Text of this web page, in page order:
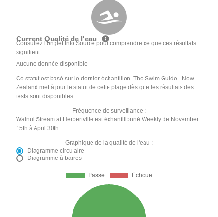
Current Qualité de l'eau
Consultez l'onglet Info Source pour comprendre ce que ces résultats
signifient
Aucune donnée disponible
Ce statut est basé sur le dernier échantillon. The Swim Guide - New
Zealand met à jour le statut de cette plage dès que les résultats des
tests sont disponibles.
Fréquence de surveillance :
Wainui Stream at Herbertville est échantillonné Weekly de November
15th à April 30th.
Graphique de la qualité de l'eau :
Diagramme circulaire
Diagramme à barres